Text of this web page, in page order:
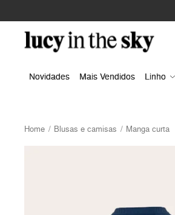
Novidades Mais Vendidos Linho
Home Blusas e camisas Manga curta